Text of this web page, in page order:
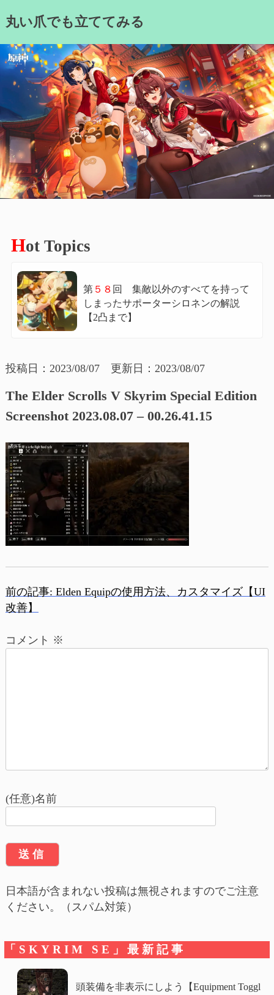
to丸い爪でも立ててみる
Hot Topics
第５８ 回 集敵以外のすべてを持って
しまったサポーターシロネンの解説
【2凸まで】
投稿日：2023/08/07 更新日：2023/08/07
The Elder Scrolls V Skyrim Special Edition
Screenshot 2023.08.07 – 00.26.41.15
投
ン
前の記事: Elden Equipの使用方法、カスタマイズ【UI
改善】
コメント ※
(任意)名前
日本語が含まれない投稿は無視されますのでご注意
ください。（スパム対策）
「SKYRIM SE」最新記事
頭装備を非表示にしよう【Equipment Toggl